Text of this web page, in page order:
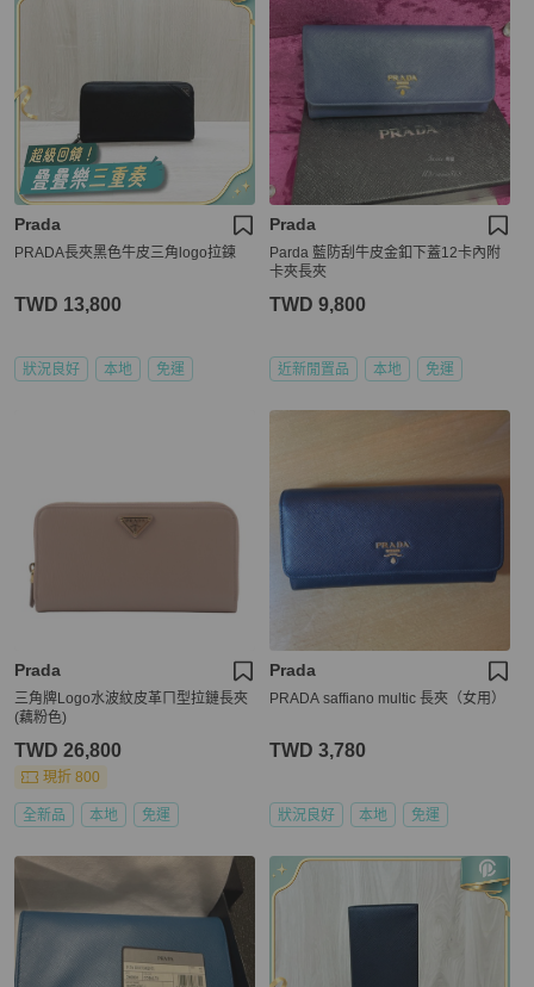
Prada
PRADA長夾黑色牛皮三角logo拉鍊
TWD 13,800
狀況良好 本地 免運
Prada
Parda 藍防刮牛皮金釦下蓋12卡內附
卡夾長夾
TWD 9,800
近新閒置品 本地 免運
Prada
三角牌Logo水波紋皮革ㄇ型拉鏈長夾
(藕粉色)
TWD 26,800
現折 800
全新品 本地 免運
Prada
PRADA saffiano multic 長夾（女用）
TWD 3,780
狀況良好 本地 免運